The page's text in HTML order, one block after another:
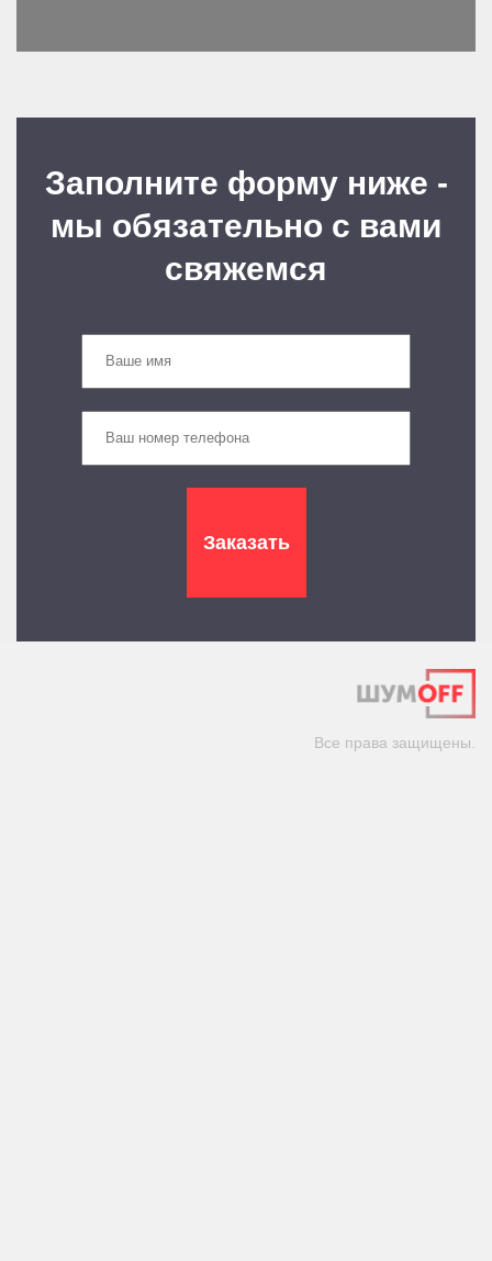
Заполните форму ниже -
мы обязательно с вами
свяжемся
Все права защищены.